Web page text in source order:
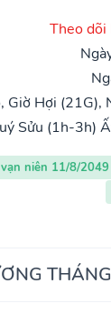
Theo dõi
Giờ Hợi (21G),
Sửu (1h-3h)
niên 11/8/2049